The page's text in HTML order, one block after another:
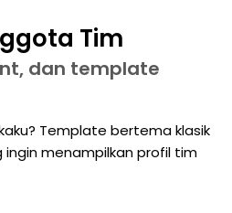
Tim
dan template
Template bertema klasik
ingin menampilkan profil tim